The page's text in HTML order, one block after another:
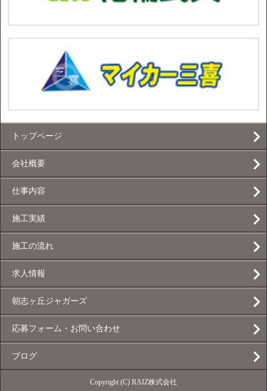
トップページ
会社概要
仕事内容
施工実績
施工の流れ
求人情報
朝志ヶ丘ジャガーズ
応募フォーム・お問い合わせ
ブログ
Copyright (C) RAIZ株式会社